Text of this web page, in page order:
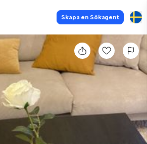
Skapa en Sökagent